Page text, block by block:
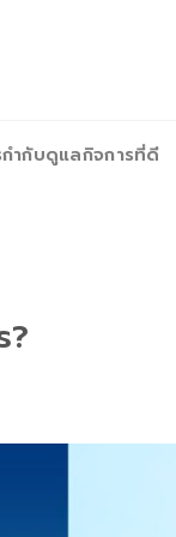
ำกับดูแลกิจการที่ดี
?